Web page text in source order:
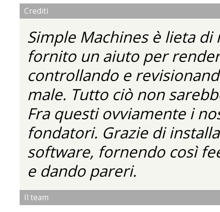
Crediti
Simple Machines è lieta
fornito un aiuto per
controllando e
male. Tutto ciò non
Fra questi ovviamente i
fondatori. Grazie di
software, fornendo così
e dando pareri.
Il team